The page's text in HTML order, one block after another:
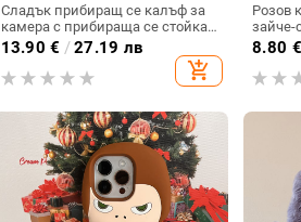
Сладък прибиращ се калъф за
камера с прибираща се стойка
за iPhone 17, съвместим с Apple
16, 14/15 Pro Max, калъф за
телефон 11
13.90 € /27.19 лв
add_shopping_cart
Розов
зайче-
8.80 €